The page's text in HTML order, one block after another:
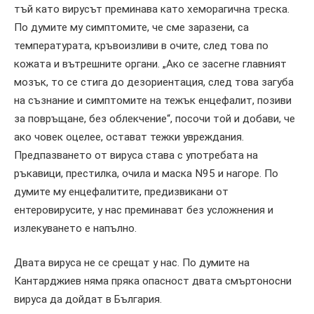
тъй като вирусът преминава като хеморагична треска.
По думите му симптомите, че сме заразени, са
температурата, кръвоизливи в очите, след това по
кожата и вътрешните органи. „Ако се засегне главният
мозък, то се стига до дезориентация, след това загуба
на съзнание и симптомите на тежък енцефалит, позиви
за повръщане, без облекчение“, посочи той и добави, че
ако човек оцелее, остават тежки увреждания.
Предпазването от вируса става с употребата на
ръкавици, престилка, очила и маска N95 и нагоре. По
думите му енцефалитите, предизвикани от
ентеровирусите, у нас преминават без усложнения и
излекуването е напълно.
Двата вируса не се срещат у нас. По думите на
Кантарджиев няма пряка опасност двата смъртоносни
вируса да дойдат в България.